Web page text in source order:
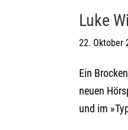
Luke
22. Oktober
Ein
neuen
und im